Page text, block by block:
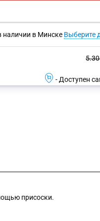
наличии в Минске Выберите
- Доступен
присоски.